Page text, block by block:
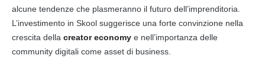
alcune tendenze che plasmeranno il futuro dell’imprenditoria.
L’investimento in Skool suggerisce una forte convinzione nella
crescita della creator economy e nell’importanza delle
community digitali come asset di business.